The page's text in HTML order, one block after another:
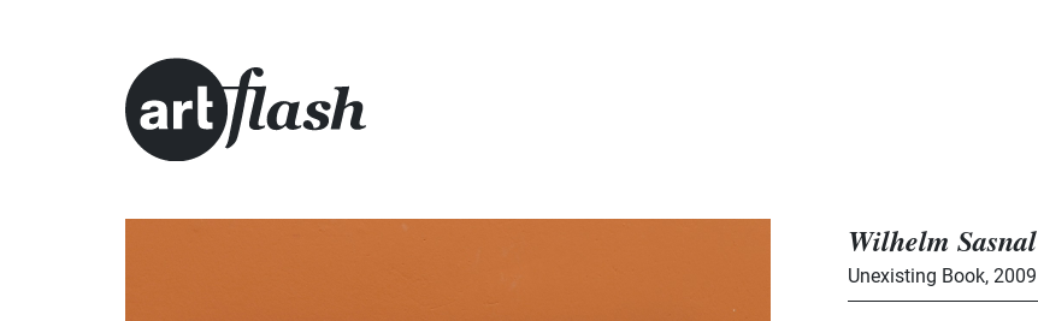
Wilhelm Sasnal
Unexisting Book, 2009